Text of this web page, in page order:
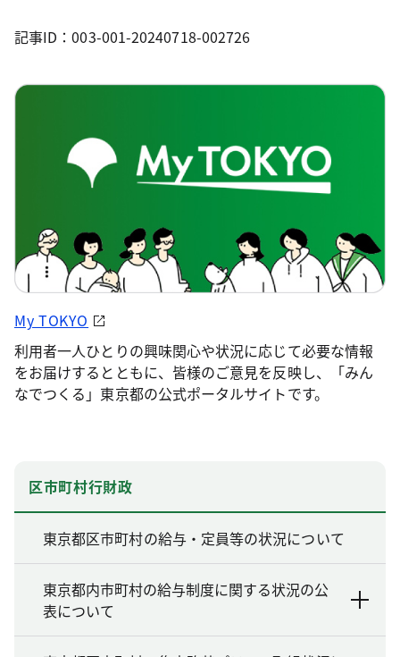
記事ID：003-001-20240718-002726
My TOKYO
利用者一人ひとりの興味関心や状況に応じて必要な情報
をお届けするとともに、皆様のご意見を反映し、「みん
なでつくる」東京都の公式ポータルサイトです。
区市町村行財政
東京都区市町村の給与・定員等の状況について
東京都内市町村の給与制度に関する状況の公
表について